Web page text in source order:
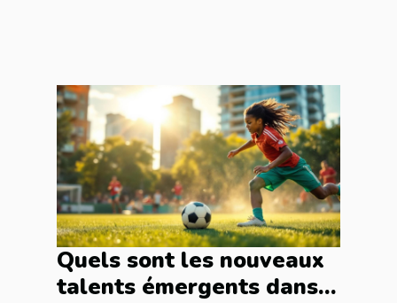
Quels sont les nouveaux
talents émergents dans